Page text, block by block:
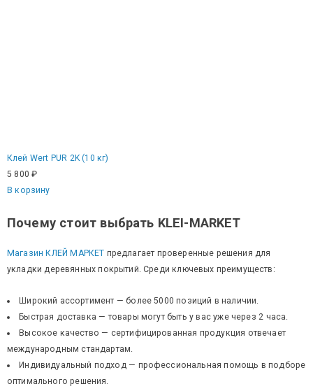
Клей Wert PUR 2K (10 кг)
5 800₽
В корзину
Почему стоит выбрать KLEI-MARKET
Магазин КЛЕЙ МАРКЕТ предлагает проверенные решения для
укладки деревянных покрытий. Среди ключевых преимуществ:
Широкий ассортимент — более 5000 позиций в наличии.
Быстрая доставка — товары могут быть у вас уже через 2 часа.
Высокое качество — сертифицированная продукция отвечает
международным стандартам.
Индивидуальный подход — профессиональная помощь в подборе
оптимального решения.